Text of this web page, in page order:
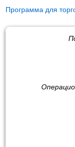
Программа для